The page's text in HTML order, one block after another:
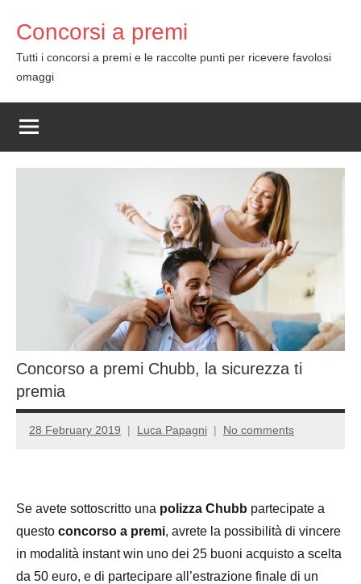
content
Concorsi a premi
Tutti i concorsi a premi e le raccolte punti per ricevere favolosi
omaggi
Concorso a premi Chubb, la sicurezza ti
premia
28 February 2019 Luca Papagni No comments
Se avete sottoscritto una polizza Chubb partecipate a
questo concorso a premi, avrete la possibilità di vincere
in modalità instant win uno dei 25 buoni acquisto a scelta
da 50 euro, e di partecipare all’estrazione finale di un